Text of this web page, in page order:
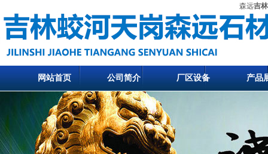
森远吉
网站首页 公司简介 厂区设备 产品